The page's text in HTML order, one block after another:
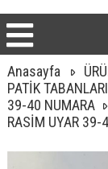
Anasayfa
PATİK TABANLARI
39-40 NUMARA
RASİM UYAR 39-